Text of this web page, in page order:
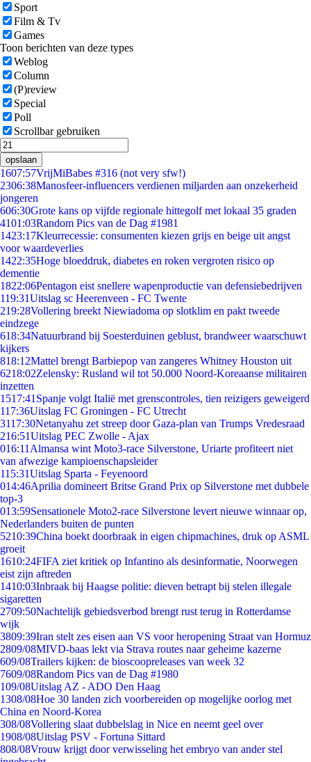
Sport
Film & Tv
Games
Toon berichten van deze types
Weblog
Column
(P)review
Special
Poll
Scrollbar gebruiken
opslaan
1607:57VrijMiBabes #316 (not very sfw!)
2306:38Manosfeer-influencers verdienen miljarden aan onzekerheid
jongeren
606:30Grote kans op vijfde regionale hittegolf met lokaal 35 graden
4101:03Random Pics van de Dag #1981
1423:17Kleurrecessie: consumenten kiezen grijs en beige uit angst
voor waardeverlies
1422:35Hoge bloeddruk, diabetes en roken vergroten risico op
dementie
1822:06Pentagon eist snellere wapenproductie van defensiebedrijven
119:31Uitslag sc Heerenveen - FC Twente
219:28Vollering breekt Niewiadoma op slotklim en pakt tweede
eindzege
618:34Natuurbrand bij Soesterduinen geblust, brandweer waarschuwt
kijkers
818:12Mattel brengt Barbiepop van zangeres Whitney Houston uit
6218:02Zelensky: Rusland wil tot 50.000 Noord-Koreaanse militairen
inzetten
1517:41 Spanje volgt Italië met grenscontroles, tien reizigers geweigerd
117:36Uitslag FC Groningen - FC Utrecht
3117:30Netanyahu zet streep door Gaza-plan van Trumps Vredesraad
216:51Uitslag PEC Zwolle - Ajax
016:11 Almansa wint Moto3-race Silverstone, Uriarte profiteert niet
van afwezige kampioenschapsleider
115:31Uitslag Sparta - Feyenoord
014:46Aprilia domineert Britse Grand Prix op Silverstone met dubbele
top-3
013:59Sensationele Moto2-race Silverstone levert nieuwe winnaar op,
Nederlanders buiten de punten
5210:39China boekt doorbraak in eigen chipmachines, druk op ASML
groeit
1610:24FIFA ziet kritiek op Infantino als desinformatie, Noorwegen
eist zijn aftreden
1410:03Inbraak bij Haagse politie: dieven betrapt bij stelen illegale
sigaretten
2709:50Nachtelijk gebiedsverbod brengt rust terug in Rotterdamse
wijk
3809:39Iran stelt zes eisen aan VS voor heropening Straat van Hormuz
2809/08MIVD-baas lekt via Strava routes naar geheime kazerne
609/08Trailers kijken: de bioscoopreleases van week 32
7609/08Random Pics van de Dag #1980
109/08Uitslag AZ - ADO Den Haag
1308/08Hoe 30 landen zich voorbereiden op mogelijke oorlog met
China en Noord-Korea
308/08Vollering slaat dubbelslag in Nice en neemt geel over
1908/08Uitslag PSV - Fortuna Sittard
808/08Vrouw krijgt door verwisseling het embryo van ander stel